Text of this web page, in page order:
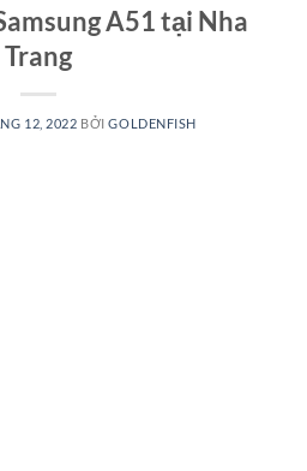
A51 tại Nha
Trang
12, 2022 BỞIGOLDENFISH